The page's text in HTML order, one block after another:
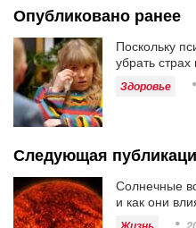
Опубликовано ранее
Поскольку
убрать
Здоровье
Следующая
Солнечные
и как они